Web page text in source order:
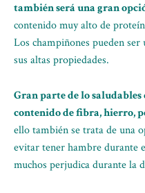
también será una gran
contenido muy alto de
Los champiñones pueden
sus altas propiedades.
Gran parte de lo saludables
contenido de fibra, hierro,
ello también se trata de una
evitar tener hambre durante
muchos perjudica durante la